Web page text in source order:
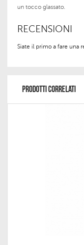
un tocco glassato.
RECENSIONI
Siate il primo a fare una
PRODOTTI CORRELATI